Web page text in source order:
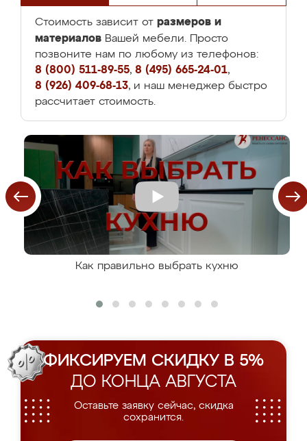
Стоимость зависит от размеров и
материалов Вашей мебели. Просто
позвоните нам по любому из телефонов:
8 (800) 511-89-55, 8 (495) 665-24-01,
8 (926) 409-68-13, и наш менеджер быстро
рассчитает стоимость.
Как правильно выбрать кухню
ФИКСИРУЕМ СКИДКУ В 5%
ДО КОНЦА АВГУСТА
Оставьте заявку сейчас, скидка
сохранится.